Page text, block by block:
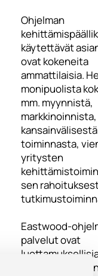
Ohjelman
käytettävät
ovat kokeneita
ammattilaisia.
monipuolista
mm. myynnistä,
markkinoinnista,
kansainvälisestä
toiminnasta,
yritysten
sen
Eastwood-
palvelut ovat
hankittavat